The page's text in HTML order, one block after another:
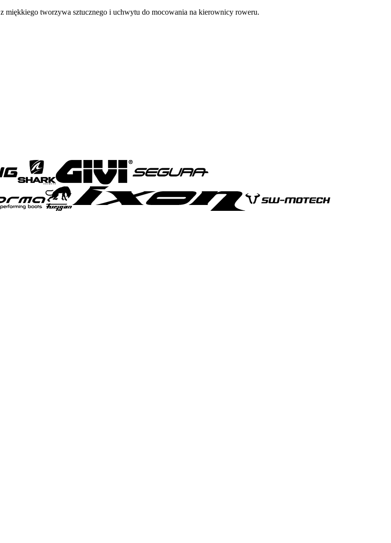
miękkiego tworzywa sztucznego i uchwytu do mocowania na kierownicy roweru.